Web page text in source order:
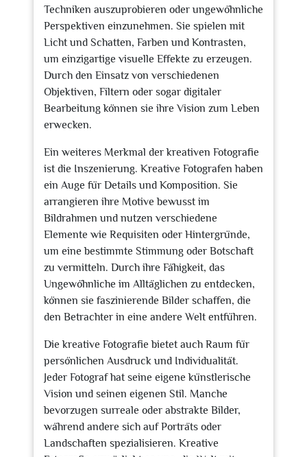
Techniken auszuprobieren oder ungewöhnliche
Perspektiven einzunehmen. Sie spielen mit
Licht und Schatten, Farben und Kontrasten,
um einzigartige visuelle Effekte zu erzeugen.
Durch den Einsatz von verschiedenen
Objektiven, Filtern oder sogar digitaler
Bearbeitung können sie ihre Vision zum Leben
erwecken.
Ein weiteres Merkmal der kreativen Fotografie
ist die Inszenierung. Kreative Fotografen haben
ein Auge für Details und Komposition. Sie
arrangieren ihre Motive bewusst im
Bildrahmen und nutzen verschiedene
Elemente wie Requisiten oder Hintergründe,
um eine bestimmte Stimmung oder Botschaft
zu vermitteln. Durch ihre Fähigkeit, das
Ungewöhnliche im Alltäglichen zu entdecken,
können sie faszinierende Bilder schaffen, die
den Betrachter in eine andere Welt entführen.
Die kreative Fotografie bietet auch Raum für
persönlichen Ausdruck und Individualität.
Jeder Fotograf hat seine eigene künstlerische
Vision und seinen eigenen Stil. Manche
bevorzugen surreale oder abstrakte Bilder,
während andere sich auf Porträts oder
Landschaften spezialisieren. Kreative